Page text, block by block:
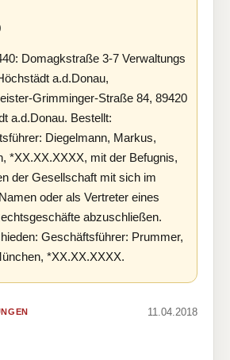
Domagkstraße 3-7 Verwaltungs
a.d.Donau,
Grimminger-Straße 84, 89420
a.d.Donau. Bestellt:
Diegelmann, Markus,
*XX.XX.XXXX, mit der Befugnis,
der Gesellschaft mit sich im
oder als Vertreter eines
abzuschließen.
Geschäftsführer: Prummer,
*XX.XX.XXXX.
11.04.2018